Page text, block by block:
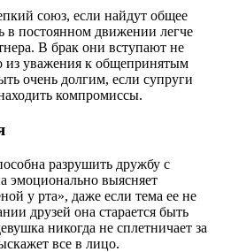
союз, если найдут общее
в постоянном движении легче
В брак они вступают не
из уважения к общепринятым
очень долгим, если супруги
компромиссы.
разрушить дружбу с
эмоционально выясняет
у рта», даже если тема ее не
друзей она старается быть
никогда не сплетничает за
все в лицо.